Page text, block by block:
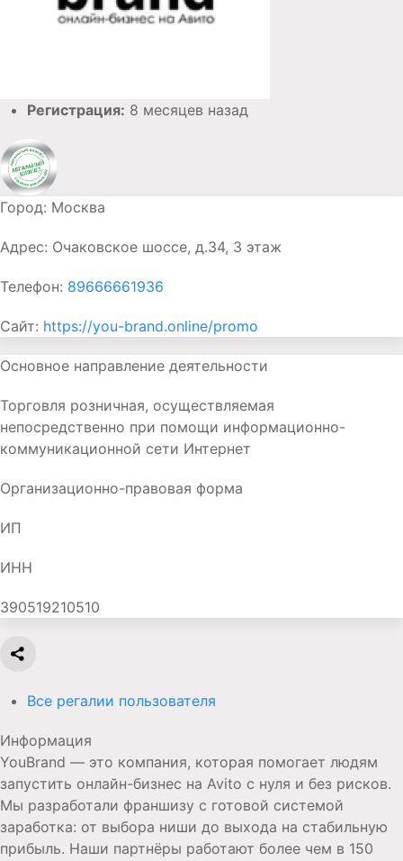
Регистрация: 8 месяцев назад
Город: Москва
Адрес: Очаковское шоссе, д.34, 3 этаж
Телефон: 89666661936
Сайт: https://you-brand.online/promo
Основное направление деятельности
Торговля розничная, осуществляемая
непосредственно при помощи информационно-
коммуникационной сети Интернет
Организационно-правовая форма
ИП
ИНН
390519210510
Все регалии пользователя
Информация
YouBrand — это компания, которая помогает людям
запустить онлайн-бизнес на Avito с нуля и без рисков.
Мы разработали франшизу с готовой системой
заработка: от выбора ниши до выхода на стабильную
прибыль. Наши партнёры работают более чем в 150